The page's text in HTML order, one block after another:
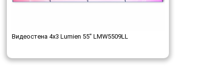
Видеостена 4x3 Lumien 55" LMW5509LL